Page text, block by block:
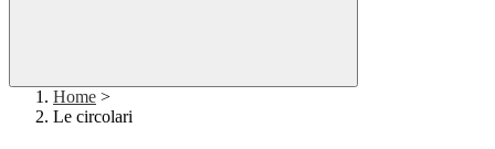
Home >
Le circolari